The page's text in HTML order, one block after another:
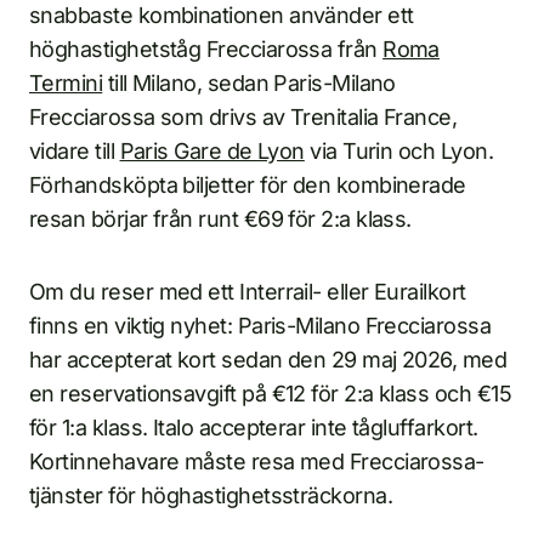
snabbaste kombinationen använder ett
höghastighetståg Frecciarossa från Roma
Terminitill Milano, sedan Paris-Milano
Frecciarossa som drivs av Trenitalia France,
vidare till Paris Gare de Lyon via Turin och Lyon.
Förhandsköpta biljetter för den kombinerade
resan börjar från runt €69 för 2:a klass.
Om du reser med ett Interrail- eller Eurailkort
finns en viktig nyhet: Paris-Milano Frecciarossa
har accepterat kort sedan den 29 maj 2026, med
en reservationsavgift på €12 för 2:a klass och €15
för 1:a klass. Italo accepterar inte tågluffarkort.
Kortinnehavare måste resa med Frecciarossa-
tjänster för höghastighetssträckorna.